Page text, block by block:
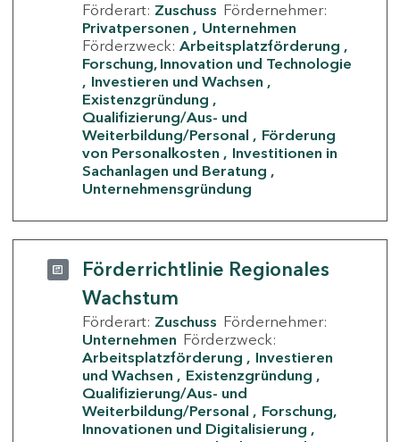
Förderart: Zuschuss Fördernehmer:
Privatpersonen
Unternehmen
Förderzweck: Arbeitsplatzförderung
Forschung, Innovation und Technologie
Investieren und Wachsen
Existenzgründung
Qualifizierung/Aus- und
Weiterbildung/Personal
Förderung
von Personalkosten
Investitionen in
Sachanlagen und Beratung
Unternehmensgründung
Förderrichtlinie Regionales
Wachstum
Förderart: Zuschuss Fördernehmer:
Unternehmen Förderzweck:
Arbeitsplatzförderung
Investieren
und Wachsen
Existenzgründung
Qualifizierung/Aus- und
Weiterbildung/Personal
Forschung,
Innovationen und Digitalisierung